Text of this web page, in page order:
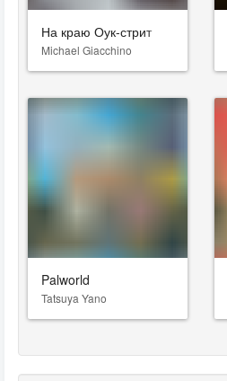
На краю Оук-стрит
Michael Giacchino
Palworld
Tatsuya Yano